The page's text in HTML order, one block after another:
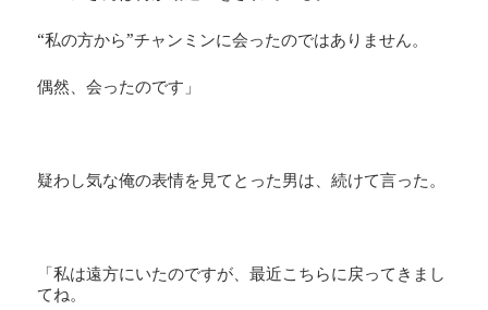
“私の方から”チャンミンに会ったのではありません。
偶然、会ったのです」
疑わし気な俺の表情を見てとった男は、続けて言った。
「私は遠方にいたのですが、最近こちらに戻ってきまし
てね。